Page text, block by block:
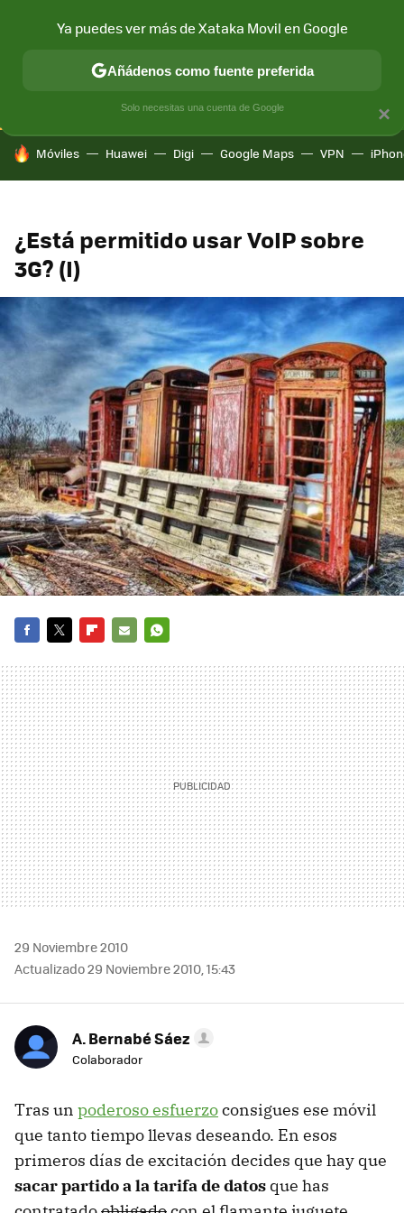
CONECTIVIDAD MÓVIL Y SOCIEDAD APLICACIONES
HOY SE HABLA DE
Móviles Huawei Digi Google Maps VPN
¿Está permitido usar VoIP sobre
3G? (I)
MAIL
29 Noviembre 2010
Actualizado 29 Noviembre 2010, 15:43
A. Bernabé Sáez
Colaborador
Tras un poderoso esfuerzoconsigues ese móvil
que tanto tiempo llevas deseando. En esos
primeros días de excitación decides que hay que
sacar partido a la tarifa de datos que has
×
Ya puedes ver más de Xataka Movil en Google
Añádenos como fuente preferida
Solo necesitas una cuenta de Google